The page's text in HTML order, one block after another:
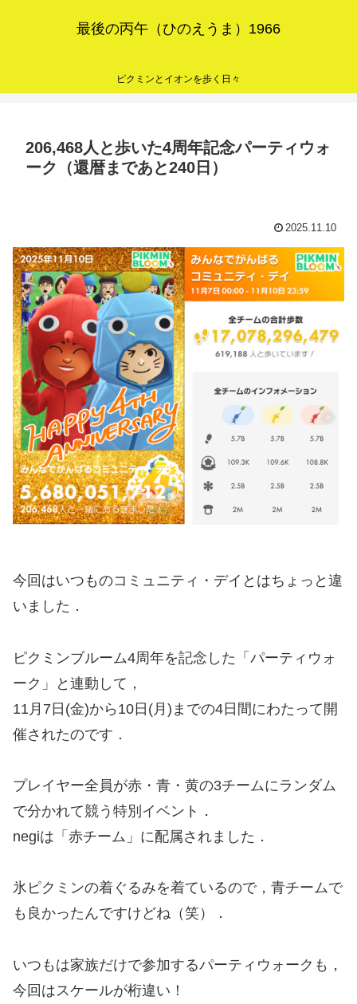
最後の丙午（ひのえうま）1966
ピクミンとイオンを歩く日々
206,468人と歩いた4周年記念パーティウォ
ーク（還暦まであと240日）
2025.11.10
今回はいつものコミュニティ・デイとはちょっと違
いました．
ピクミンブルーム4周年を記念した「パーティウォ
ーク」と連動して，
11月7日(金)から10日(月)までの4日間にわたって開
催されたのです．
プレイヤー全員が赤・青・黄の3チームにランダム
で分かれて競う特別イベント．
negiは「赤チーム」に配属されました．
氷ピクミンの着ぐるみを着ているので，青チームで
も良かったんですけどね（笑）．
いつもは家族だけで参加するパーティウォークも，
今回はスケールが桁違い！